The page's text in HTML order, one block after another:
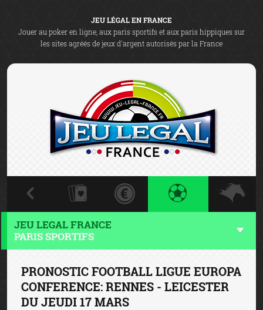
JEU LÉGAL EN FRANCE
Jouer au poker en ligne, aux paris sportifs et aux paris hippiques sur
les sites agréés de jeux d'argent autorisés par la France
JEU LEGAL FRANCE
PARIS SPORTIFS
PRONOSTIC FOOTBALL LIGUE EUROPA
CONFERENCE: RENNES - LEICESTER
DU JEUDI 17 MARS